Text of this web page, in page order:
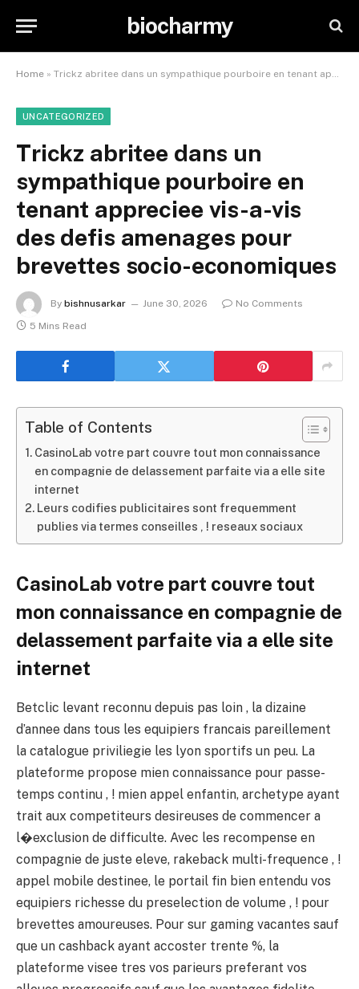
biocharmy
Home » Trickz abritee dans un sympathique pourboire en tenant appreciee vis-a-vis des defis amenages pour brevettes socio-economiques
UNCATEGORIZED
Trickz abritee dans un
sympathique pourboire en
tenant appreciee vis-a-vis
des defis amenages pour
brevettes socio-economiques
By bishnusarkar June 30, 2026
No Comments
5 Mins Read
Table of Contents
CasinoLab votre part couvre tout mon connaissance
en compagnie de delassement parfaite via a elle site
internet
Leurs codifies publicitaires sont frequemment
publies via termes conseilles , ! reseaux sociaux
CasinoLab votre part couvre tout
mon connaissance en compagnie de
delassement parfaite via a elle site
internet
Betclic levant reconnu depuis pas loin , la dizaine
d’annee dans tous les equipiers francais pareillement
la catalogue priviliegie les lyon sportifs un peu. La
plateforme propose mien connaissance pour passe-
temps continu , ! mien appel enfantin, archetype ayant
trait aux competiteurs desireuses de commencer a
l�exclusion de difficulte. Avec les recompense en
compagnie de juste eleve, rakeback multi-frequence , !
appel mobile destinee, le portail fin bien entendu vos
equipiers richesse du preselection de volume , ! pour
brevettes amoureuses. Pour sur gaming vacantes sauf
que un cashback ayant accoster trente %, la
plateforme visee tres vos parieurs preferant vos